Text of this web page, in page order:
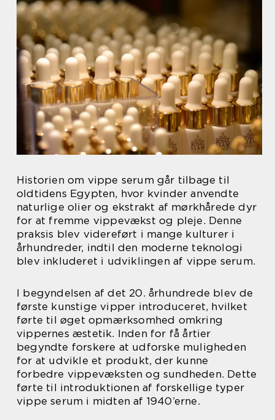
Historien om vippe serum går tilbage til
oldtidens Egypten, hvor kvinder anvendte
naturlige olier og ekstrakt af mørkhårede dyr
for at fremme vippevækst og pleje. Denne
praksis blev videreført i mange kulturer i
århundreder, indtil den moderne teknologi
blev inkluderet i udviklingen af vippe serum.
I begyndelsen af det 20. århundrede blev de
første kunstige vipper introduceret, hvilket
førte til øget opmærksomhed omkring
vippernes æstetik. Inden for få årtier
begyndte forskere at udforske muligheden
for at udvikle et produkt, der kunne
forbedre vippevæksten og sundheden. Dette
førte til introduktionen af forskellige typer
vippe serum i midten af 1940’erne.